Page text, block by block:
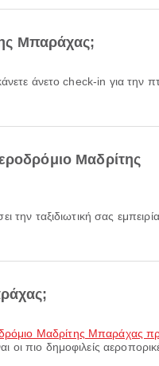
Μπαράχας;
Μαδρίτης
Μαδρίτης Μπαράχας
οι πιο δημοφιλείς